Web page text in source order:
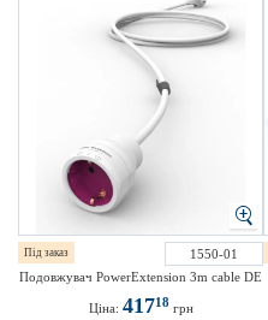
Під заказ
1550-01
Подовжувач PowerExtension 3m cable DE
Ціна: 41718грн